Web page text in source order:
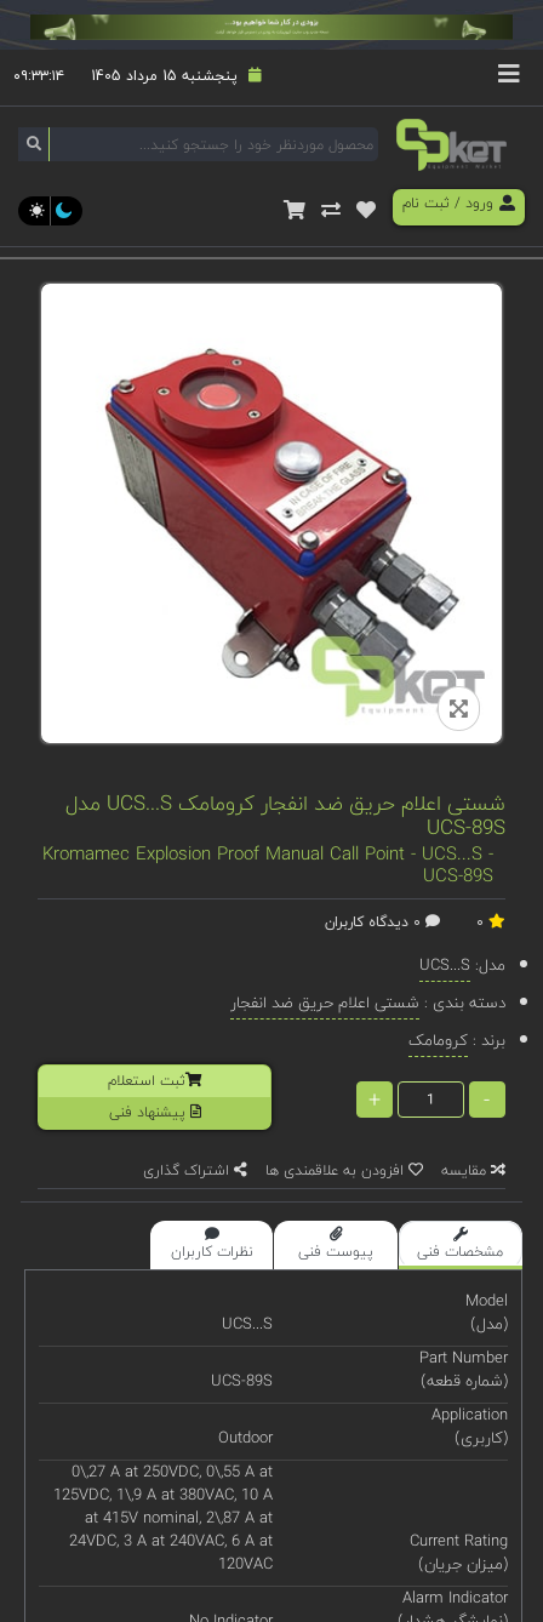
پنجشنبه 15 مرداد 1405 ۰۹:۳۳:۱۴
ورود/ ثبت نام
شستی اعلام حریق ضد انفجار کرومامک UCS...S مدل
UCS-89S
Kromamec Explosion Proof Manual Call Point - UCS...S -
UCS-89S
مدل: UCS...S
دسته بندی : شستی اعلام حریق ضد انفجار
برند :کرومامک
-
+
ثبت استعلام
پیشنهاد فنی
مقایسه افزودن به علاقمندی ها اشتراک گذاری
مشخصات فنی پیوست فنی نظرات کاربران
Model
(مدل)
UCS...S
Part Number
(شماره قطعه)
UCS-89S
Application
(کاربری)
Outdoor
Current Rating
(میزان جریان)
0\,27 A at 250VDC, 0\,55 A at
125VDC, 1\,9 A at 380VAC, 10 A
at 415V nominal, 2\,87 A at
24VDC, 3 A at 240VAC, 6 A at
120VAC
Alarm Indicator